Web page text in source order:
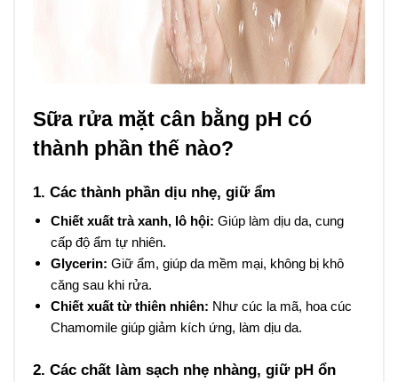
Sữa rửa mặt cân bằng pH có
thành phần thế nào?
1. Các thành phần dịu nhẹ, giữ ẩm
Chiết xuất trà xanh, lô hội: Giúp làm dịu da, cung
cấp độ ẩm tự nhiên.
Glycerin: Giữ ẩm, giúp da mềm mại, không bị khô
căng sau khi rửa.
Chiết xuất từ thiên nhiên: Như cúc la mã, hoa cúc
Chamomile giúp giảm kích ứng, làm dịu da.
2. Các chất làm sạch nhẹ nhàng, giữ pH ổn